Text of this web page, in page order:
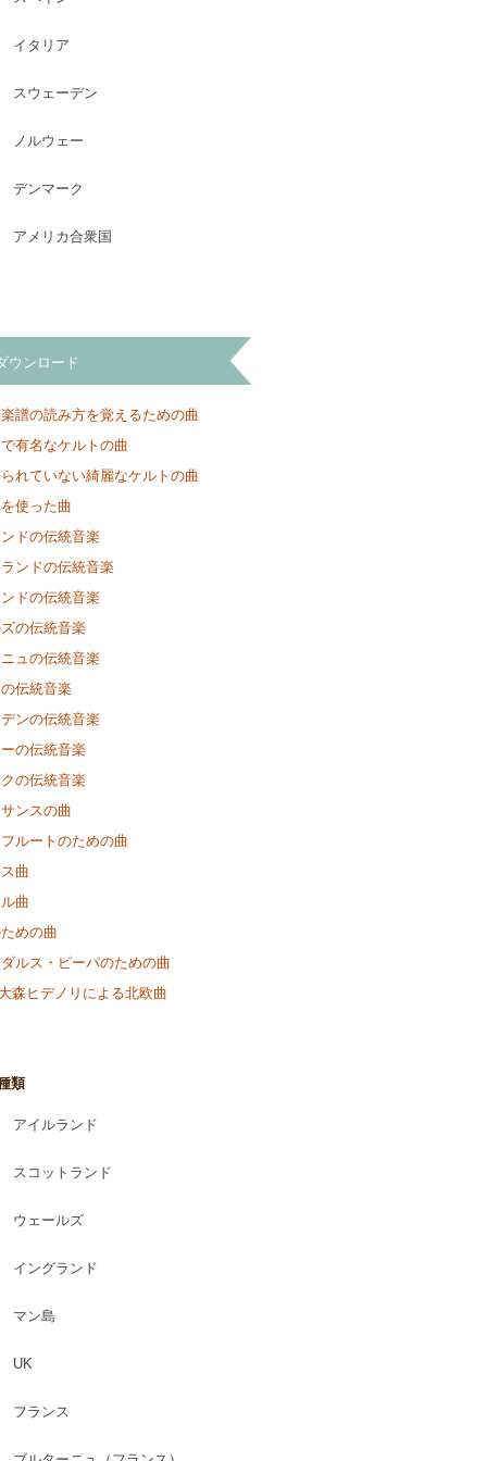
イタリア
スウェーデン
ノルウェー
デンマーク
アメリカ合衆国
ウンロード
譜の読み方を覚えるための曲
有名なケルトの曲
れていない綺麗なケルトの曲
使った曲
ドの伝統音楽
ンドの伝統音楽
ドの伝統音楽
の伝統音楽
ュの伝統音楽
伝統音楽
ンの伝統音楽
の伝統音楽
の伝統音楽
ンスの曲
ルートのための曲
曲
曲
めの曲
ルス・ピーパのための曲
森ヒデノリによる北欧曲
類
アイルランド
スコットランド
ウェールズ
イングランド
マン島
UK
フランス